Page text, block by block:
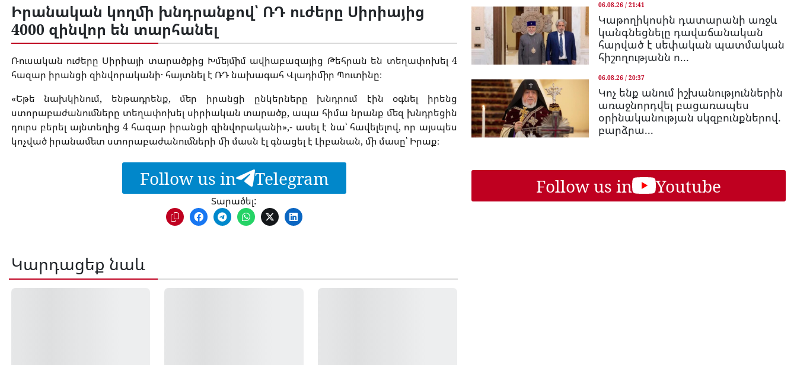
Իրանական կողմի խնդրանքով՝ ՌԴ ուժերը Սիրիայից
4000 զինվոր են տարհանել
Ռուսական ուժերը Սիրիայի տարածքից Խմեյմիմ ավիաբազայից Թեհրան են տեղափոխել 4
հազար իրանցի զինվորականի․ հայտնել է ՌԴ նախագահ Վլադիմիր Պուտինը։
«Եթե նախկինում, ենթադրենք, մեր իրանցի ընկերները խնդրում էին օգնել իրենց
ստորաբաժանումները տեղափոխել սիրիական տարածք, ապա հիմա նրանք մեզ խնդրեցին
դուրս բերել այնտեղից 4 հազար իրանցի զինվորականի»,- ասել է նա՝ հավելելով, որ այսպես
կոչված իրանամետ ստորաբաժանումների մի մասն էլ գնացել է Լիբանան, մի մասը՝ Իրաք։
Follow us in Telegram
Տարածել:
Կարդացեք նաև
06.08.26 / 21:41
Կաթողիկոսին դատարանի առջև
կանգնեցնելը դավաճանական
հարված է սեփական պատմական
հիշողությանն ո...
06.08.26 / 20:37
Կոչ ենք անում իշխանություններին
առաջնորդվել բացառապես
օրինականության սկզբունքներով.
բարձրա...
Follow us in Youtube